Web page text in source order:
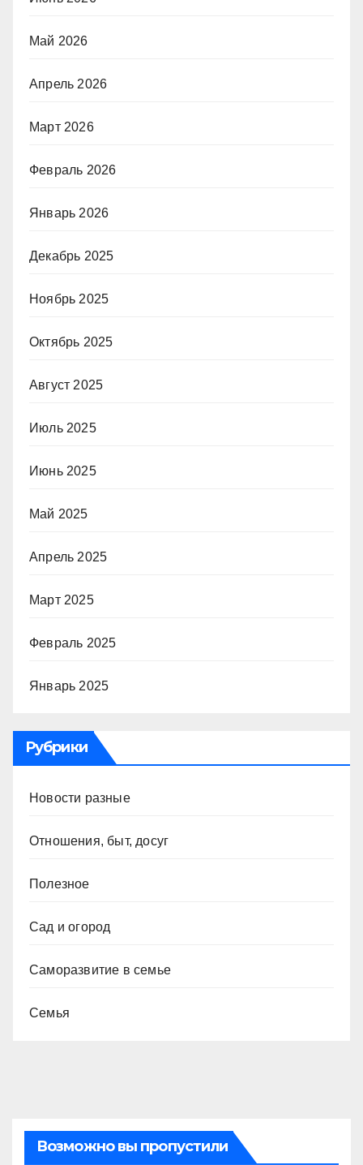
Май 2026
Апрель 2026
Март 2026
Февраль 2026
Январь 2026
Декабрь 2025
Ноябрь 2025
Октябрь 2025
Август 2025
Июль 2025
Июнь 2025
Май 2025
Апрель 2025
Март 2025
Февраль 2025
Январь 2025
Рубрики
Новости разные
Отношения, быт, досуг
Полезное
Сад и огород
Саморазвитие в семье
Семья
Возможно вы пропустили